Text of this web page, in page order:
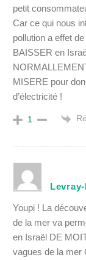
petit
Car ce qui nous
pollution a effet
BAISSER en
MISERE pour
d’électricité !
1
Youpi ! La
de la mer va
en Israël DE
vagues de la mer